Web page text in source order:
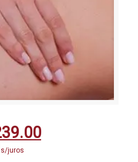
O
preço
s/juros